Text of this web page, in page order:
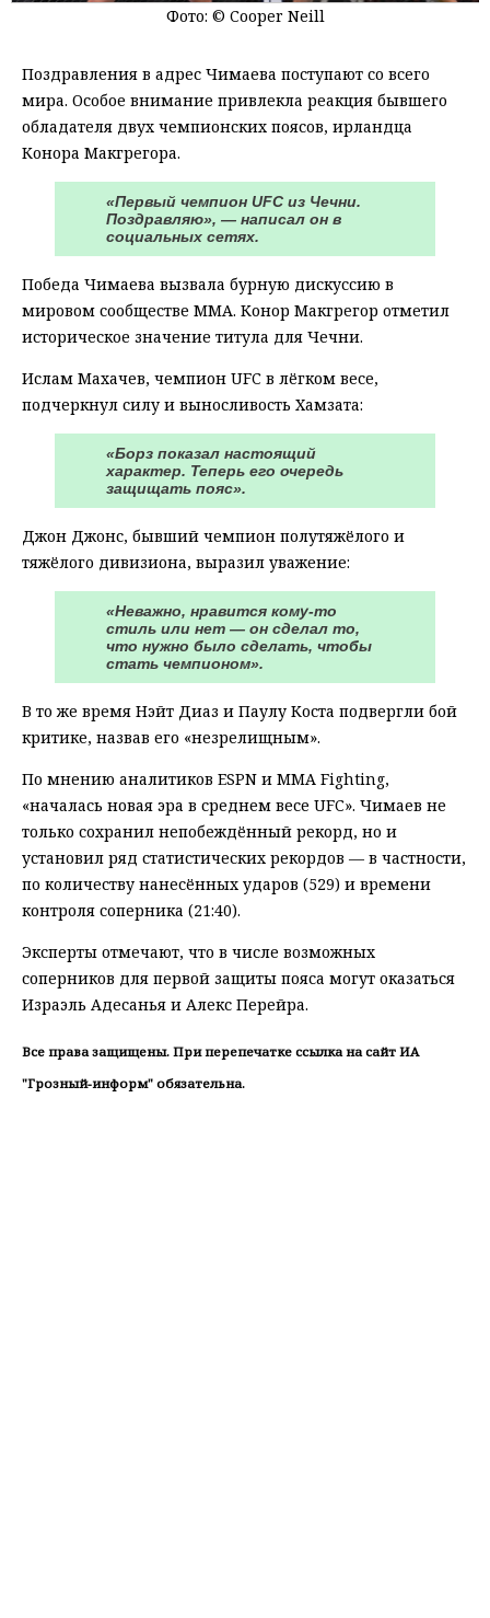
Фото: © Cooper Neill
Поздравления в адрес Чимаева поступают со всего
мира. Особое внимание привлекла реакция бывшего
обладателя двух чемпионских поясов, ирландца
Конора Макгрегора.
«Первый чемпион UFC из Чечни.
Поздравляю», — написал он в
социальных сетях.
Победа Чимаева вызвала бурную дискуссию в
мировом сообществе ММА. Конор Макгрегор отметил
историческое значение титула для Чечни.
Ислам Махачев, чемпион UFC в лёгком весе,
подчеркнул силу и выносливость Хамзата:
«Борз показал настоящий
характер. Теперь его очередь
защищать пояс».
Джон Джонс, бывший чемпион полутяжёлого и
тяжёлого дивизиона, выразил уважение:
«Неважно, нравится кому-то
стиль или нет — он сделал то,
что нужно было сделать, чтобы
стать чемпионом».
В то же время Нэйт Диаз и Паулу Коста подвергли бой
критике, назвав его «незрелищным».
По мнению аналитиков ESPN и MMA Fighting,
«началась новая эра в среднем весе UFC». Чимаев не
только сохранил непобеждённый рекорд, но и
установил ряд статистических рекордов — в частности,
по количеству нанесённых ударов (529) и времени
контроля соперника (21:40).
Эксперты отмечают, что в числе возможных
соперников для первой защиты пояса могут оказаться
Израэль Адесанья и Алекс Перейра.
Все права защищены. При перепечатке ссылка на сайт ИА
"Грозный-информ" обязательна.